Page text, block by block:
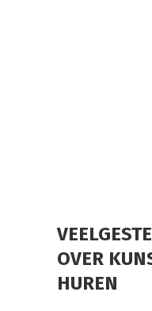
OVER
HUREN